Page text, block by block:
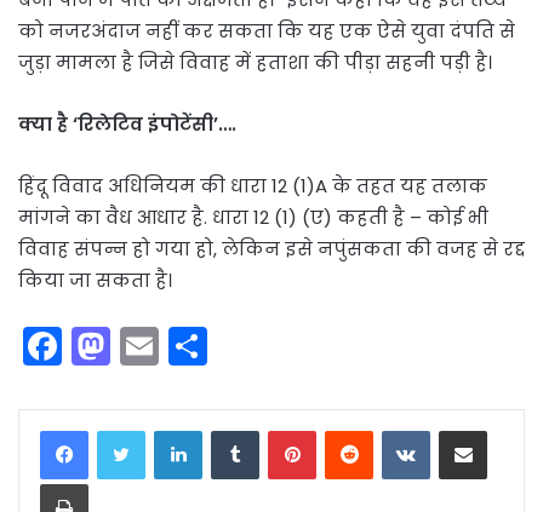
को नजरअंदाज नहीं कर सकता कि यह एक ऐसे युवा दंपति से
जुड़ा मामला है जिसे विवाह में हताशा की पीड़ा सहनी पड़ी है।
क्या है ‘रिलेटिव इंपोटेंसी’….
हिंदू विवाद अधिनियम की धारा 12 (1)A के तहत यह तलाक
मांगने का वैध आधार है. धारा 12 (1) (ए) कहती है – कोई भी
विवाह संपन्न हो गया हो, लेकिन इसे नपुंसकता की वजह से रद्द
किया जा सकता है।
F
a
c
e
b
M
a
st
o
E
m
ai ar
LinkedInTumblrPinterestReddit VKontakteShare via Email
Print